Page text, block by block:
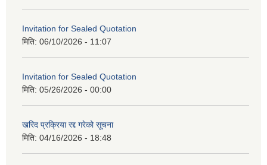
Invitation for Sealed Quotation
मिति: 06/10/2026 - 11:07
Invitation for Sealed Quotation
मिति: 05/26/2026 - 00:00
खरिद प्रक्रिया रद्द गरेको सूचना
मिति: 04/16/2026 - 18:48